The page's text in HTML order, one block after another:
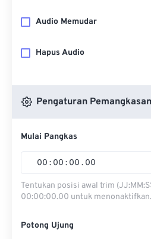
Audio Memudar
Hapus Audio
Pengaturan Pemangkasan
Mulai Pangkas
00 : 00 : 00 . 00
Tentukan posisi awal trim
00:00:00.00 untuk menonaktifkan.
Potong Ujung